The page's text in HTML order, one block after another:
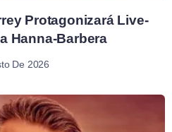
Protagonizará Live-
Hanna-Barbera
De 2026